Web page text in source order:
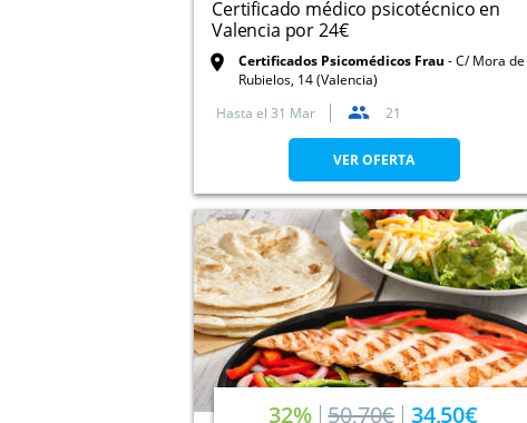
Certificado médico psicotécnico en
Valencia por 24€
Certificados Psicomédicos Frau
C/ Mora de
Rubielos, 14 (Valencia)
Hasta el 31 Mar 21
VER OFERTA
32% 50,70€ 34,50€